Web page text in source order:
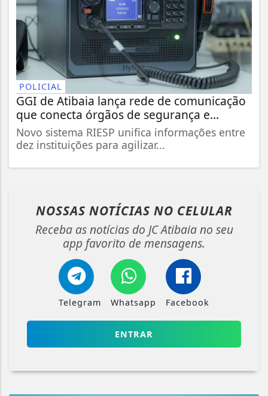
POLICIAL
GGI de Atibaia lança rede de comunicação
que conecta órgãos de segurança e...
Novo sistema RIESP unifica informações entre
dez instituições para agilizar...
NOSSAS NOTÍCIAS NO CELULAR
Receba as notícias do JC Atibaia no seu
app favorito de mensagens.
Telegram Whatsapp Facebook
ENTRAR